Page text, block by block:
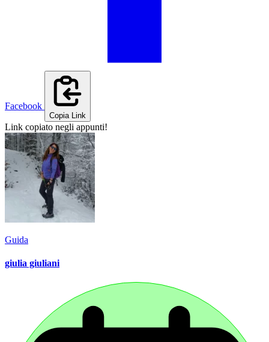
Facebook
Copia Link
Link copiato negli appunti!
Guida
giulia giuliani